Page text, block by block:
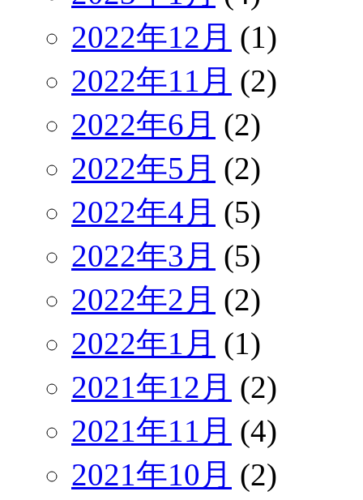
2022年12月 (1)
2022年11月 (2)
2022年6月 (2)
2022年5月 (2)
2022年4月 (5)
2022年3月 (5)
2022年2月 (2)
2022年1月 (1)
2021年12月 (2)
2021年11月 (4)
2021年10月 (2)